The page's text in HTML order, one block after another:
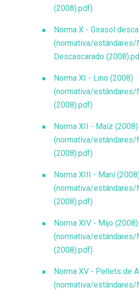
(2008).pdf)
Norma X - Girasol
(normativa/estándares/
Descascarado
Norma XI - Lino (2008)
(normativa/estándares/
(2008).pdf)
Norma XII - Maíz (2008)
(normativa/estándares/
(2008).pdf)
Norma XIII - Maní
(normativa/estándares/
(2008).pdf)
Norma XIV - Mijo (2008)
(normativa/estándares/
(2008).pdf)
Norma XV - Pellets de
(normativa/estándares/